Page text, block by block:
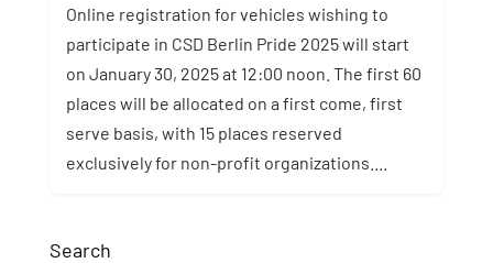
Online registration for vehicles wishing to
participate in CSD Berlin Pride 2025 will start
on January 30, 2025 at 12:00 noon. The first 60
places will be allocated on a first come, first
serve basis, with 15 places reserved
exclusively for non-profit organizations....
Search